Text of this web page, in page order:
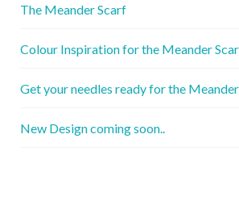
The Meander Scarf
Colour Inspiration for the Meander
Get your needles ready for the
New Design coming soon..